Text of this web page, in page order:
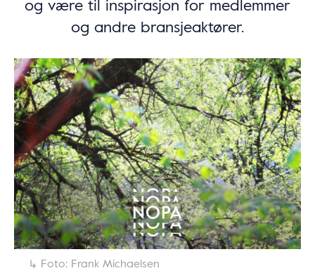
og andre bransjeaktører.
Foto: Frank Michaelsen